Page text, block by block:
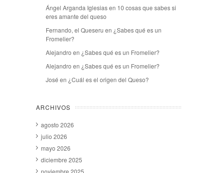
Ángel Arganda Iglesiasen 10 cosas que sabes si
eres amante del queso
Fernando, el Queseru en ¿Sabes qué es un
Fromelier?
Alejandro en ¿Sabes qué es un Fromelier?
Alejandro en ¿Sabes qué es un Fromelier?
José en ¿Cuál es el origen del Queso?
ARCHIVOS
agosto 2026
julio 2026
mayo 2026
diciembre 2025